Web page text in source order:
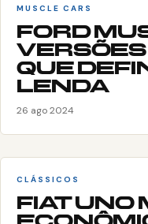
MUSCLE CARS
FORD
QUE
LENDA
26 ago 2024
CLÁSSICOS
FIAT UNO